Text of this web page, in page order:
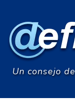
contenido
Un consejo